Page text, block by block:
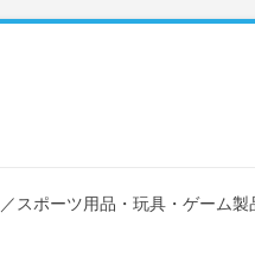
／ スポーツ用品・玩具・ゲーム製